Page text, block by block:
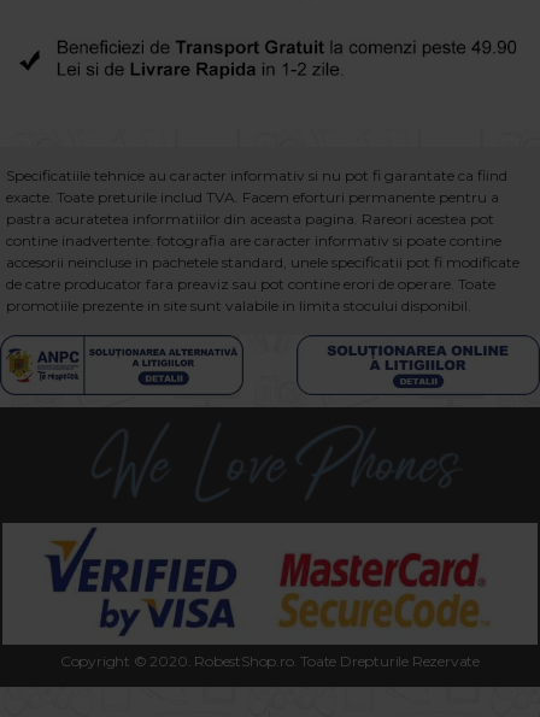
Specificatiile tehnice au caracter informativ si nu pot fi garantate ca fiind
exacte. Toate preturile includ TVA. Facem eforturi permanente pentru a
pastra acuratetea informatiilor din aceasta pagina. Rareori acestea pot
contine inadvertente: fotografia are caracter informativ si poate contine
accesorii neincluse in pachetele standard, unele specificatii pot fi modificate
de catre producator fara preaviz sau pot contine erori de operare. Toate
promotiile prezente in site sunt valabile in limita stocului disponibil.
Copyright © 2020. RobestShop.ro. Toate Drepturile Rezervate